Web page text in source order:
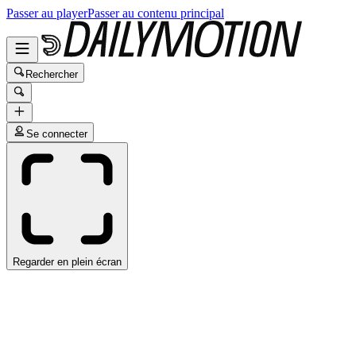
Passer au playerPasser au contenu principal
Rechercher
Se connecter
Regarder en plein écran